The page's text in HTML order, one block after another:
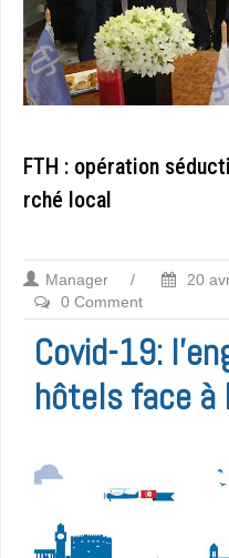
FTH : opération
rché local
Manager / 20
0 Comment
Covid-19:
hôtels face à